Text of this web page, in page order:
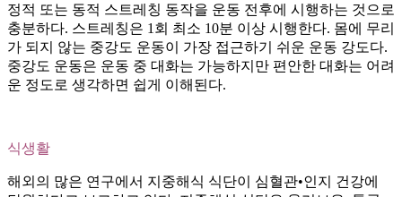
정적 또는 동적 스트레칭 동작을 운동 전후에 시행하는 것으로
충분하다. 스트레칭은 1회 최소 10분 이상 시행한다. 몸에 무리
가 되지 않는 중강도 운동이 가장 접근하기 쉬운 운동 강도다.
중강도 운동은 운동 중 대화는 가능하지만 편안한 대화는 어려
운 정도로 생각하면 쉽게 이해된다.
식생활
해외의 많은 연구에서 지중해식 식단이 심혈관•인지 건강에